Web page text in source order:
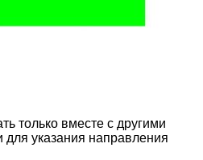
только вместе с другими
указания направления